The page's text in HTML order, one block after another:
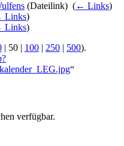
(Dateilink) ‎ (← Links)
Links)
Links)
| 50 | 100 | 250 | 500).
“
verfügbar.